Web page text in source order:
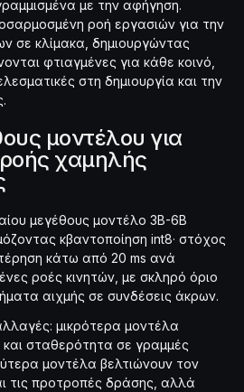
με την αφήγηση.
ροή εργασιών για την
σε κλίμακα, δημιουργώντας
φτιαγμένες για κάθε κοινό,
στη δημιουργία και την
μοντέλου για
χαμηλής
μεγέθους μοντέλο 3B-6B
κβαντοποίηση int8· στόχος
κάτω από 20 ms ανά
ροές κινητών, με σκληρό όριο
αιχμής σε συνδέσεις άκρων.
μικρότερα μοντέλα
σταθερότητα σε γραμμές
μοντέλα βελτιώνουν τον
τις προτροπές δράσης, αλλά